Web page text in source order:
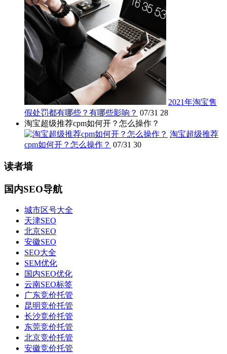
2021年淘宝售
假处罚都有哪些？有哪些影响？ 07/31 28
淘宝超级推荐cpm如何开？怎么操作？
淘宝超级推荐
cpm如何开？怎么操作？ 07/31 30
读者墙
国内SEO导航
城市区号大全
天津SEO
北京SEO
安徽SEO
SEO大全
SEM优化
国内SEO优化
云南SEO标签
广东竞价托管
昆明竞价托管
长沙竞价托管
东莞竞价托管
北京竞价托管
安徽竞价托管